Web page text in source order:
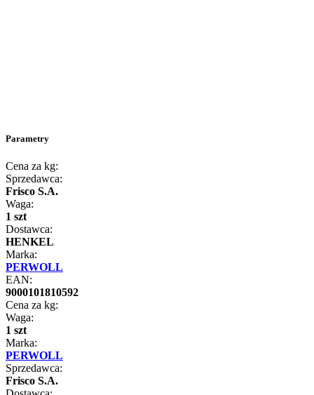
Parametry
Cena za kg:
Sprzedawca:
Frisco S.A.
Waga:
1 szt
Dostawca:
HENKEL
Marka:
PERWOLL
EAN:
9000101810592
Cena za kg:
Waga:
1 szt
Marka:
PERWOLL
Sprzedawca:
Frisco S.A.